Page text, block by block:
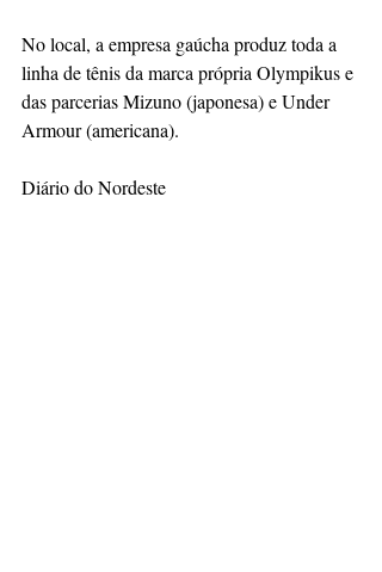
No local, a empresa gaúcha produz toda a
linha de tênis da marca própria Olympikus e
das parcerias Mizuno (japonesa) e Under
Armour (americana).
Diário do Nordeste